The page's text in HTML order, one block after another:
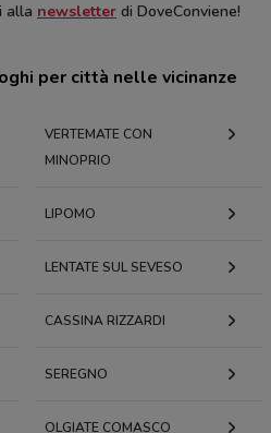
alla newsletter di DoveConviene!
per città nelle vicinanze
VERTEMATE CON
MINOPRIO
LIPOMO
LENTATE SUL SEVESO
CASSINA RIZZARDI
SEREGNO
OLGIATE COMASCO